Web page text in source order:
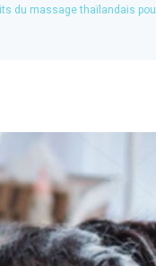
du massage thaïlandais